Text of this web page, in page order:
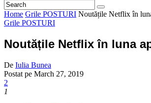
Home Grile POSTURI Noutățile Netflix în
Grile POSTURI
Noutățile Netflix în luna
De Iulia Bunea
Postat pe March 27, 2019
2
1